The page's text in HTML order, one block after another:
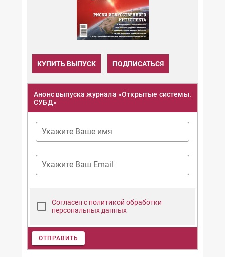
КУПИТЬ ВЫПУСК ПОДПИСАТЬСЯ
Анонс выпуска журнала «Открытые системы.
СУБД»
Укажите Ваше имя
Укажите Ваш Email
Согласен с политикой обработки
персональных данных
ОТПРАВИТЬ